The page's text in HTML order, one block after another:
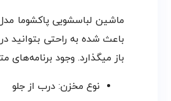
باز میگذارد. وجود
نوع مخزن: درب از جلو